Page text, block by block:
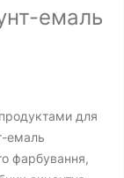
емаль
для
емаль
фарбування,